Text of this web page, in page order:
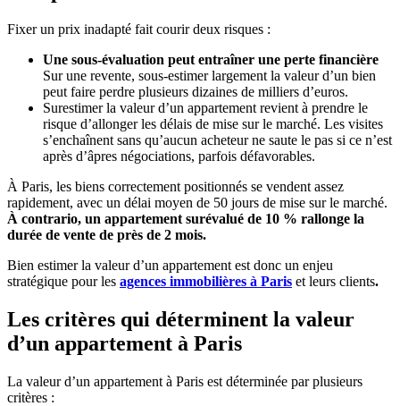
Fixer un prix inadapté fait courir deux risques :
Une sous-évaluation peut entraîner une perte financière
Sur une revente, sous-estimer largement la valeur d’un bien
peut faire perdre plusieurs dizaines de milliers d’euros.
Surestimer la valeur d’un appartement revient à prendre le
risque d’allonger les délais de mise sur le marché. Les visites
s’enchaînent sans qu’aucun acheteur ne saute le pas si ce n’est
après d’âpres négociations, parfois défavorables.
À Paris, les biens correctement positionnés se vendent assez
rapidement, avec un délai moyen de 50 jours de mise sur le marché.
À contrario, un appartement surévalué de 10 % rallonge la
durée de vente de près de 2 mois.
Bien estimer la valeur d’un appartement est donc un enjeu
stratégique pour les agences immobilières à Paris et leurs clients.
Les critères qui déterminent la valeur
d’un appartement à Paris
La valeur d’un appartement à Paris est déterminée par plusieurs
critères :